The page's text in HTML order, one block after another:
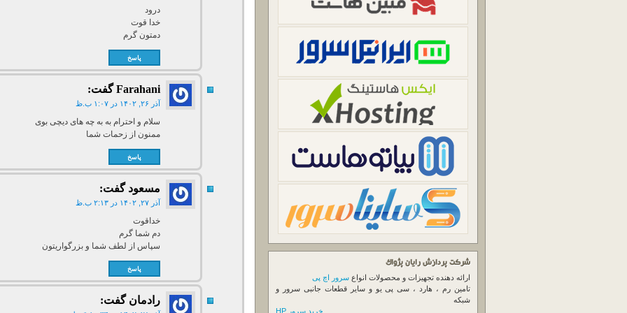
شرکت پردازش رایان پژواک
ارائه دهنده تجهیزات و محصولات انواع سرور اچ پی
تامین رم ، هارد ، سی پی یو و سایر قطعات جانبی سرور و
شبکه
خرید سرور HP
درود
خدا قوت
دمتون گرم
پاسخ
Farahani گفت:
آذر ۲۶, ۱۴۰۲ در ۱:۰۷ ب.ظ
سلام و احترام به به چه های دیچی بوی
ممنون از زحمات شما
پاسخ
مسعود گفت:
آذر ۲۷, ۱۴۰۲ در ۲:۱۳ ب.ظ
خداقوت
دم شما گرم
سپاس از لطف شما و بزرگواریتون
پاسخ
رادمان گفت: